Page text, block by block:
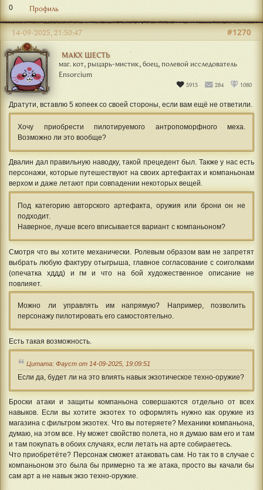
0 Профиль
МАКХ ШЕСТЬ
маг. кот, рыцарь-мистик, боец, полевой исследователь
Ensorcium
5915 284 1080
#1270
14-09-2025, 21:50:47
Дратути, вставлю 5 копеек со своей стороны, если вам ещё не ответили.
Хочу приобрести пилотируемого антропоморфного меха.
Возможно ли это вообще?
Двалин дал правильную наводку, такой прецедент был. Также у нас есть
персонажи, которые путешествуют на своих артефактах и компаньонам
верхом и даже летают при совпадении некоторых вещей.
Под категорию авторского артефакта, оружия или брони он не
подходит.
Наверное, лучше всего вписывается вариант с компаньоном?
Смотря что вы хотите механически. Ролевым образом вам не запретят
выбрать любую фактуру отыгрыша, главное согласование с соиголками
(опечатка хддд) и гм и что на бой художественное описание не
повлияет.
Можно ли управлять им напрямую? Например, позволить
персонажу пилотировать его самостоятельно.
Есть такая возможность.
Цитата: Фауст от 14-09-2025, 19:09:51
Если да, будет ли на это влиять навык экзотическое техно-оружие?
Броски атаки и защиты компаньона совершаются отдельно от всех
навыков. Если вы хотите экзотех то оформлять нужно как оружие из
магазина с фильтром экзотех. Что вы потеряете? Механики компаньона,
думаю, на этом все. Ну может свойство полета, но я думаю вам его и там
и там покупать в обоих случаях, если летать на арте собираетесь.
Что приобретёте? Персонаж сможет атаковать сам. Но так то в случае с
компаньоном это была бы примерно та же атака, просто вы качали бы
сам арт а не навык экзо техно-оружие.